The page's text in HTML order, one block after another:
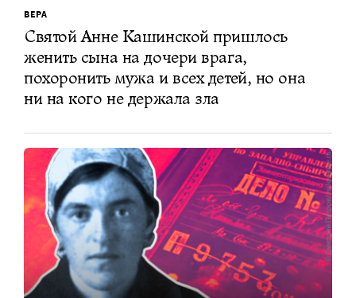
ВЕРА
Святой Анне Кашинской пришлось
женить сына на дочери врага,
похоронить мужа и всех детей, но она
ни на кого не держала зла